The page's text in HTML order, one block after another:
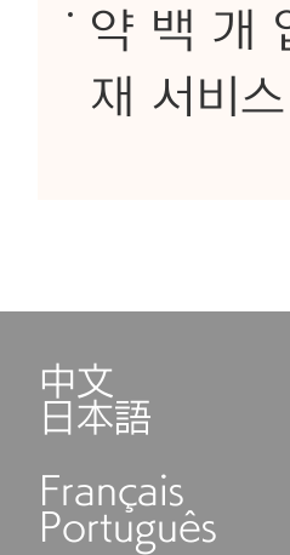
약 백 개
재 서비
中文
日本語
Français
Português